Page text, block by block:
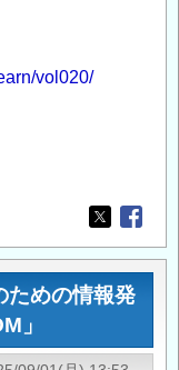
vol020/
Opens in
ための情報発
」